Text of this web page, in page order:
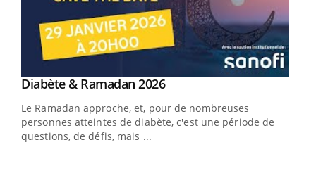
Youtube
Diabète & Ramadan 2026Youtube
Le Ramadan approche, et, pour de nombreuses
personnes atteintes de diabète, c'est une période de
questions, de défis, mais ...